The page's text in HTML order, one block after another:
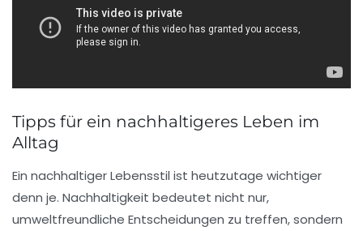
Tipps für ein nachhaltigeres Leben im
Alltag
Ein nachhaltiger Lebensstil ist heutzutage wichtiger
denn je. Nachhaltigkeit bedeutet nicht nur,
umweltfreundliche Entscheidungen zu treffen, sondern